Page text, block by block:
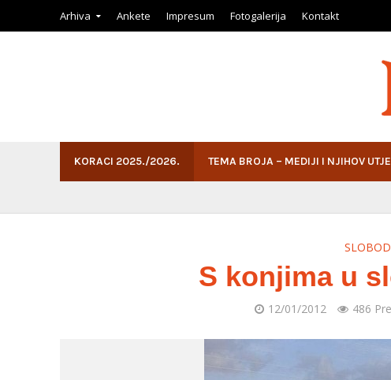
Arhiva Ankete Impresum Fotogalerija Kontakt
KORACI 2025./2026. TEMA BROJA – MEDIJI I NJIHOV
S konjima u
12/01/2012 486